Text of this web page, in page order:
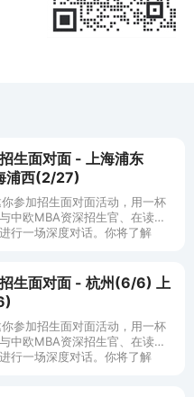
生面对面 - 上海浦东
浦西(2/27)
参加招生面对面活动，用一杯
中欧MBA资深招生官、在读学
行一场深度对话。你将了解
生面对面 - 杭州(6/6) 上
参加招生面对面活动，用一杯
中欧MBA资深招生官、在读学
行一场深度对话。你将了解